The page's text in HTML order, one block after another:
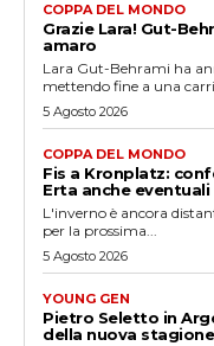
COPPA DEL MONDO
Grazie Lara! Gut-
amaro
Lara Gut-Behrami ha
mettendo fine a una
5 Agosto 2026
COPPA DEL MONDO
Fis a Kronplatz:
Erta anche eventuali
L'inverno è ancora
per la prossima...
5 Agosto 2026
YOUNG GEN
Pietro Seletto in
della nuova stagione